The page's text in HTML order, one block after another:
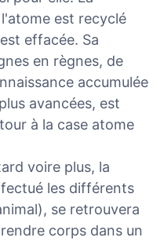
est recyclé
effacée. Sa
en règnes, de
accumulée
avancées, est
à la case atome
voire plus, la
les différents
se retrouvera
corps dans un